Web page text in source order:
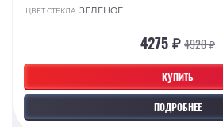
КУПИТЬ
ПОДРОБНЕЕ
ЦВЕТ СТЕКЛА:ЗЕЛЕНОЕ
4275 ₽4920 ₽